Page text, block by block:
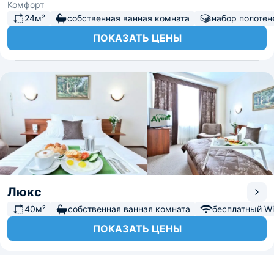
Комфорт
24м²
собственная ванная комната набор
ПОКАЗАТЬ ЦЕНЫ
Люкс
40м² собственная ванная комната бесплатный
ПОКАЗАТЬ ЦЕНЫ